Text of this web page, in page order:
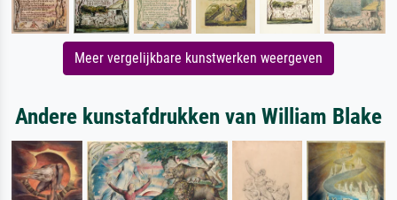
Meer vergelijkbare kunstwerken weergeven
Andere kunstafdrukken van William Blake